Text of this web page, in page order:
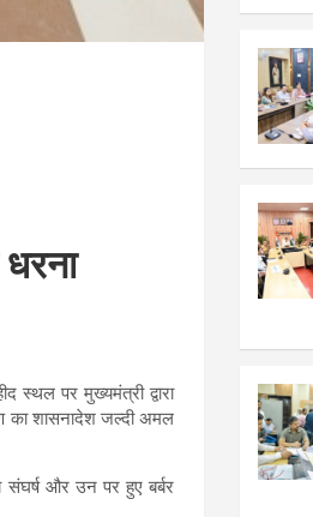
स्थल पर मुख्यमंत्री द्वारा
का शासनादेश जल्दी अमल
संघर्ष और उन पर हुए बर्बर